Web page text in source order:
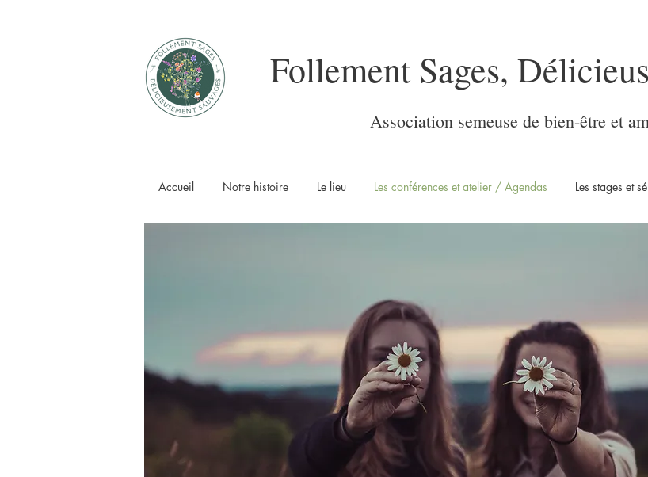
Follement Sages,
Association semeuse de bien-être et
Accueil Notre histoire Le lieu Les conférences et atelier / Agendas Les stages et